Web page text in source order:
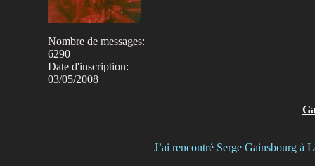
Nombre de messages:
6290
Date d'inscription:
03/05/2008
J’ai rencontré Serge Gainsbourg à